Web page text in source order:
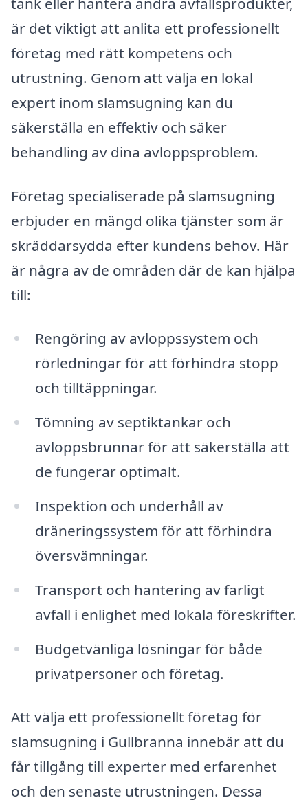
är det viktigt att anlita ett professionellt
företag med rätt kompetens och
utrustning. Genom att välja en lokal
expert inom slamsugning kan du
säkerställa en effektiv och säker
behandling av dina avloppsproblem.
Företag specialiserade på slamsugning
erbjuder en mängd olika tjänster som är
skräddarsydda efter kundens behov. Här
är några av de områden där de kan hjälpa
till:
Rengöring av avloppssystem och
rörledningar för att förhindra stopp
och tilltäppningar.
Tömning av septiktankar och
avloppsbrunnar för att säkerställa att
de fungerar optimalt.
Inspektion och underhåll av
dräneringssystem för att förhindra
översvämningar.
Transport och hantering av farligt
avfall i enlighet med lokala föreskrifter.
Budgetvänliga lösningar för både
privatpersoner och företag.
Att välja ett professionellt företag för
slamsugning i Gullbranna innebär att du
får tillgång till experter med erfarenhet
och den senaste utrustningen. Dessa